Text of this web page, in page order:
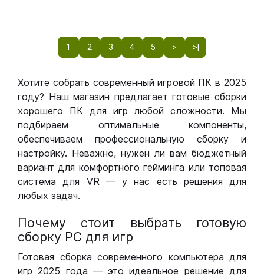
1 2 3 4 5 > >|
Хотите собрать современный игровой ПК в 2025
году? Наш магазин предлагает готовые сборки
хорошего ПК для игр любой сложности. Мы
подбираем оптимальные компоненты,
обеспечиваем профессиональную сборку и
настройку. Неважно, нужен ли вам бюджетный
вариант для комфортного гейминга или топовая
система для VR — у нас есть решения для
любых задач.
Почему стоит выбрать готовую
сборку РС для игр
Готовая сборка современного компьютера для
игр 2025 года — это идеальное решение для